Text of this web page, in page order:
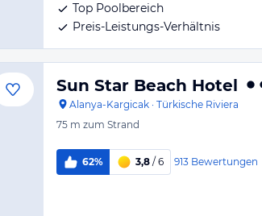
Top Poolbereich
Preis-Leistungs-Verhältnis
Sun Star Beach Hotel
Alanya-Kargicak · Türkische Riviera
75 m zum Strand
62% 3,8 / 6 913 Bewertungen